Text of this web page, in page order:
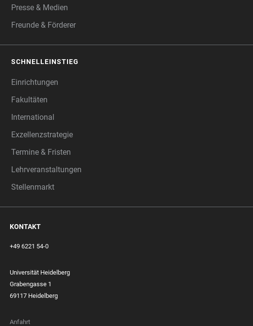
Presse & Medien
Freunde & Förderer
SCHNELLEINSTIEG
Einrichtungen
Fakultäten
International
Exzellenzstrategie
Termine & Fristen
Lehrveranstaltungen
Stellenmarkt
KONTAKT
+49 6221 54-0
Universität Heidelberg
Grabengasse 1
69117 Heidelberg
Anfahrt